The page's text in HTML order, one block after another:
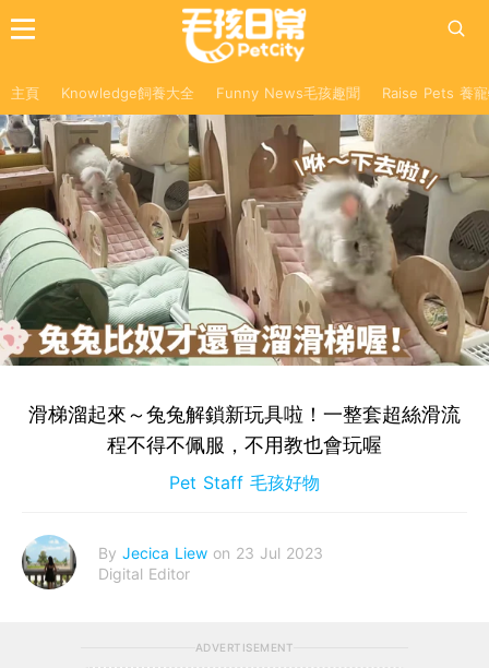
主頁 Knowledge飼養大全 Funny News毛孩趣聞 Raise Pets 養
滑梯溜起來～兔兔解鎖新玩具啦！一整套超絲滑流
程不得不佩服，不用教也會玩喔
Pet Staff 毛孩好物
By Jecica Liew on 23 Jul 2023
Digital Editor
ADVERTISEMENT